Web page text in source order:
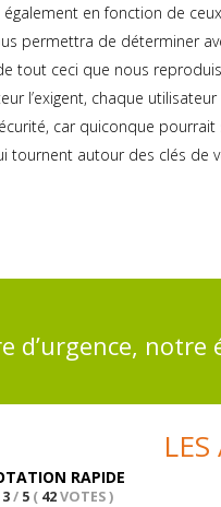
en fonction de
permettra de déterminer
de tout ceci que nous
l’exigent, chaque
car quiconque
tournent autour des clés de
d’urgence,
RAPIDE
3/ 5 ( 42VOTES)